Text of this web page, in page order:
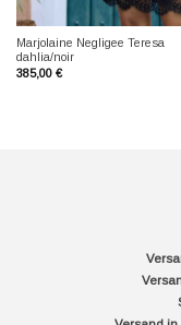
Marjolaine Negligee Teresa
dahlia/noir
385,00 €